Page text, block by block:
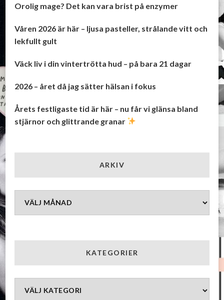
Orolig mage? Det kan vara brist på enzymer
Våren 2026 är här – ljusa pasteller, strålande vitt och
lekfullt gult
Väck liv i din vintertrötta hud – på bara 21 dagar
2026 – året då jag sätter hälsan i fokus
Årets festligaste tid är här – nu får vi glänsa bland
stjärnor och glittrande granar
ARKIV
Arkiv
KATEGORIER
Kategorier